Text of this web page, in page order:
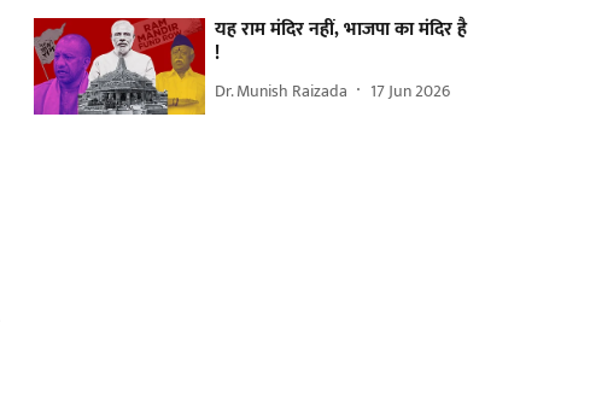
यह राम मंदिर नहीं, भाजपा का मंदिर है
!
Dr. Munish Raizada 17 Jun 2026